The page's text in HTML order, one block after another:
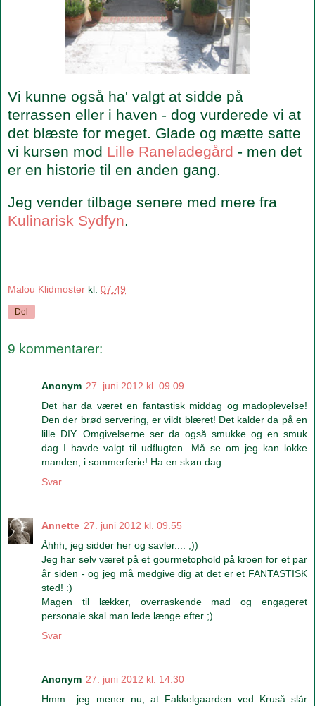
Vi kunne også ha' valgt at sidde på
terrassen eller i haven - dog vurderede vi at
det blæste for meget. Glade og mætte satte
vi kursen mod Lille Raneladegård - men det
er en historie til en anden gang.
Jeg vender tilbage senere med mere fra
Kulinarisk Sydfyn.
Malou Klidmoster kl. 07.49
Del
9 kommentarer:
Anonym 27. juni 2012 kl. 09.09
Det har da været en fantastisk middag og madoplevelse!
Den der brød servering, er vildt blæret! Det kalder da på en
lille DIY. Omgivelserne ser da også smukke og en smuk
dag I havde valgt til udflugten. Må se om jeg kan lokke
manden, i sommerferie! Ha en skøn dag
Svar
Annette 27. juni 2012 kl. 09.55
Åhhh, jeg sidder her og savler.... ;))
Jeg har selv været på et gourmetophold på kroen for et par
år siden - og jeg må medgive dig at det er et FANTASTISK
sted! :)
Magen til lækker, overraskende mad og engageret
personale skal man lede længe efter ;)
Svar
Anonym 27. juni 2012 kl. 14.30
Hmm.. jeg mener nu, at Fakkelgaarden ved Kruså slår